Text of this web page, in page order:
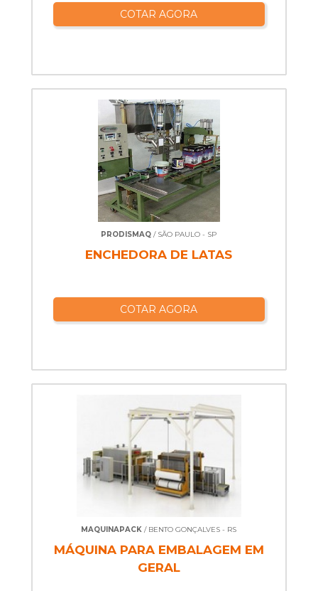
COTAR AGORA
PRODISMAQ / SÃO PAULO - SP
ENCHEDORA DE LATAS
COTAR AGORA
MAQUINAPACK / BENTO GONÇALVES - RS
MÁQUINA PARA EMBALAGEM EM
GERAL